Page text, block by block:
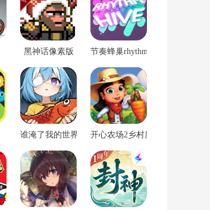
黑神话像素版 节奏蜂巢rhythm hive
谁淹了我的世界游戏开心农场2乡村度假中文版